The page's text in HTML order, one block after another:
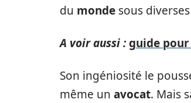
du monde sous
A voir aussi :guide pour
Son ingéniosité le
même un avocat. Mais